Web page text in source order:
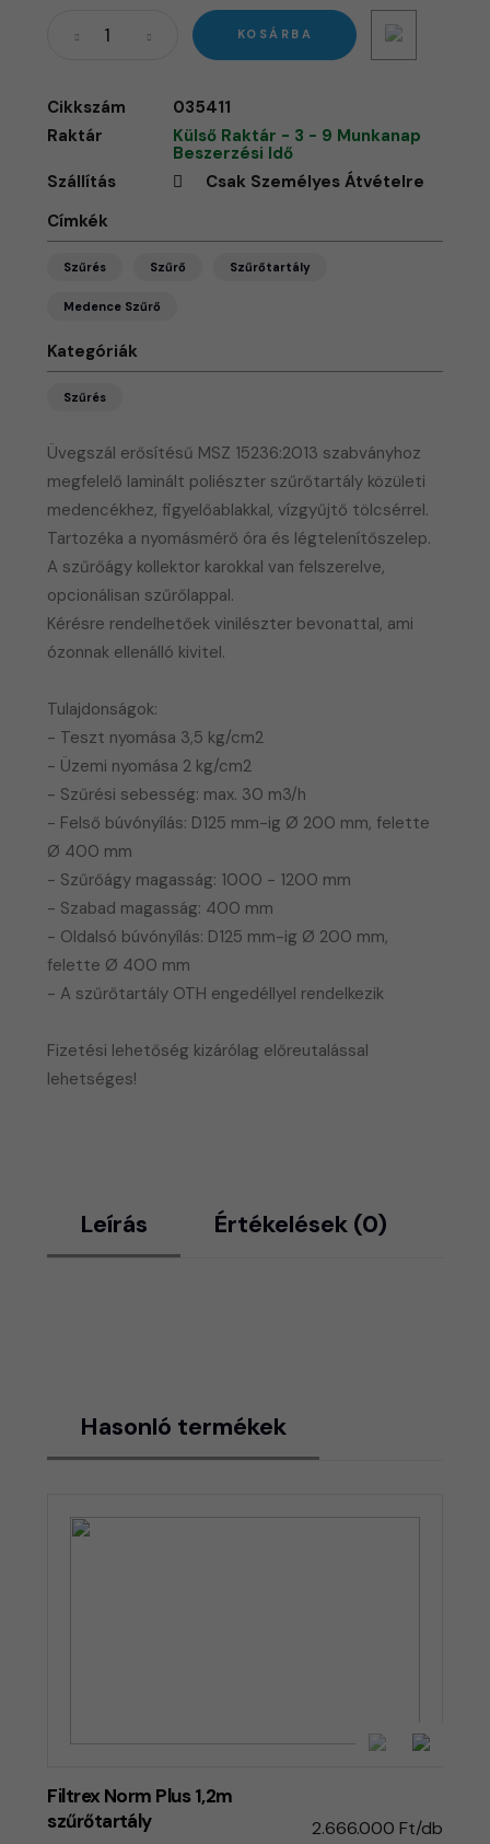
Üvegszál erősítésű MSZ 15236:2013 szabványhoz
megfelelő laminált poliészter szűrőtartály közületi
medencékhez, figyelőablakkal, vízgyűjtő tölcsérrel.
​Tartozéka a nyomásmérő óra és légtelenítőszelep.
A szűrőágy kollektor karokkal van felszerelve,
opcionálisan szűrőlappal.
Kérésre rendelhetőek vinilészter bevonattal, ami
ózonnak ellenálló kivitel.
Tulajdonságok:
- Teszt nyomása 3,5 kg/cm2
- Üzemi nyomása 2 kg/cm2
- Szűrési sebesség: max. 30 m3/h
- Felső búvónyílás: D125 mm-ig Ø 200 mm, felette
Ø 400 mm
- Szűrőágy magasság: 1000 - 1200 mm
- Szabad magasság: 400 mm
- Oldalsó búvónyílás: D125 mm-ig Ø 200 mm,
felette Ø 400 mm
- A szűrőtartály OTH engedéllyel rendelkezik
​Fizetési lehetőség kizárólag előreutalással
lehetséges!
KOSÁRBA
Cikkszám
035411
Raktár
Külső Raktár - 3 - 9 Munkanap
Beszerzési Idő
Szállítás
Csak Személyes Átvételre
Címkék
Szűrés Szűrő Szűrőtartály
Medence Szűrő
Kategóriák
Szűrés
Leírás Értékelések (0)
Hasonló termékek
Filtrex Norm Plus 1,2m
szűrőtartály
2.666.000 Ft/db